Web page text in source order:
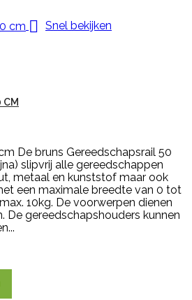
 Snel bekijken
CM
De bruns Gereedschapsrail 50
slipvrij alle gereedschappen
metaal en kunststof maar ook
een maximale breedte van 0 tot
10kg. De voorwerpen dienen
De gereedschapshouders kunnen